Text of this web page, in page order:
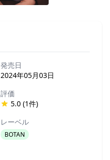
発売日
2024年05月03日
評価
5.0 (1件)
レーベル
BOTAN